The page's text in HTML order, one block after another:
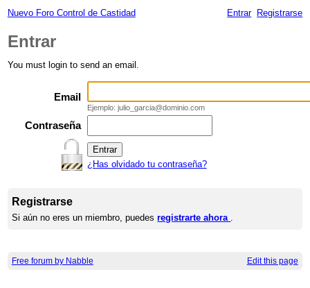
Nuevo Foro Control de Castidad Entrar Registrarse
Entrar
You must login to send an email.
Email
Ejemplo: julio_garcia@dominio.com
Contraseña
¿Has olvidado tu contraseña?
Registrarse
Si aún no eres un miembro, puedesregistrarte ahora .
Free forum by Nabble Edit this page